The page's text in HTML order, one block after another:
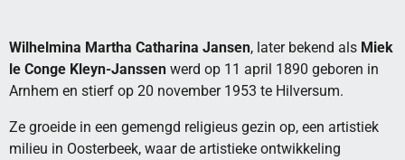
Wilhelmina Martha Catharina Jansen, later bekend als Miek
le Conge Kleyn-Janssen werd op 11 april 1890 geboren in
Arnhem en stierf op 20 november 1953 te Hilversum.
Ze groeide in een gemengd religieus gezin op, een artistiek
milieu in Oosterbeek, waar de artistieke ontwikkeling